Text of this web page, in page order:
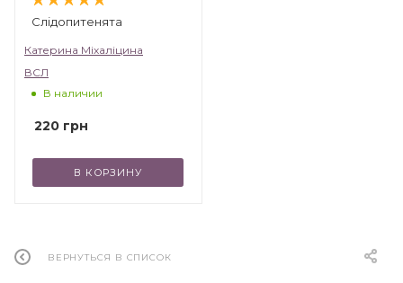
Слідопитенята
Катерина Міхаліцина
ВСЛ
В наличии
220 грн
В КОРЗИНУ
ВЕРНУТЬСЯ В СПИСОК